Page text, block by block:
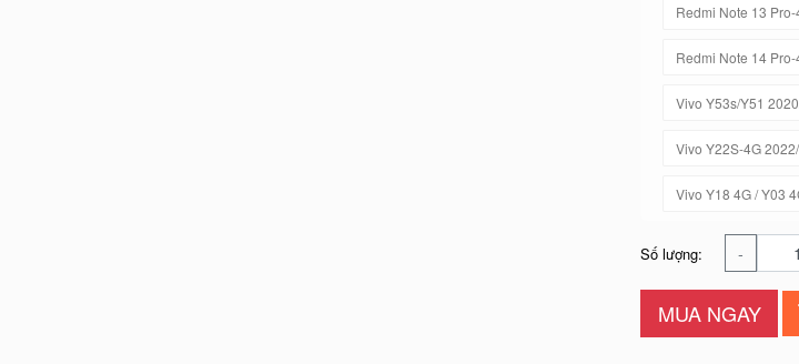
Redmi Note 13 Pro-
Redmi Note 14 Pro-
Vivo Y53s/Y51
Vivo Y22S-4G
Vivo Y18 4G / Y03
Số lượng: -
MUA NGAY